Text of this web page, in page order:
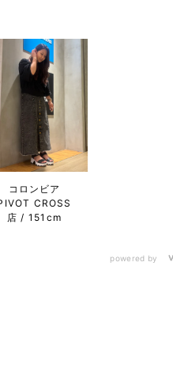
コロンビア
CROSS
店
151cm
powered by